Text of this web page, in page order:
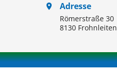
Willkommen
Murapotheke
Frohnleiten
Adresse
Römerstraße 30
8130 Frohnleiten